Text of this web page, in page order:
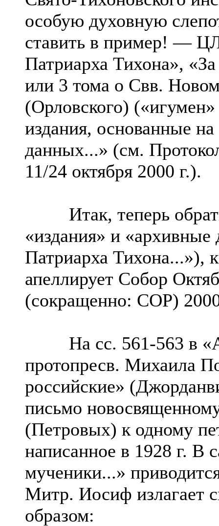
особую духовную
ставить в пример! —
Патриарха Тихона»,
или 3 тома о Свв.
(Орловского)
издания, основанные
данных...» (см.
11/24 октября 2000 г.).
Итак, теперь
«издания» и
Патриарха Тихона...»),
апеллирует Собор
(сокращенно: СОР)
На сс. 561-563 в
протопресв. Михаила
российские»
письмо
(Петровых) к одному
написанное в 1928 г. В
мученики...»
Митр. Иосиф излагает
образом: